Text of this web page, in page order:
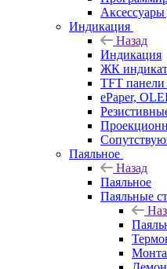
Индикация
Назад
Индикация
ЖК
TFT
ePaper,
Паяльное
Назад
Паяльное
Паяльные